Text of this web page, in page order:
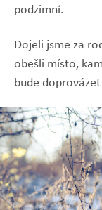
podzimní.
Dojeli jsme za
obešli místo,
bude